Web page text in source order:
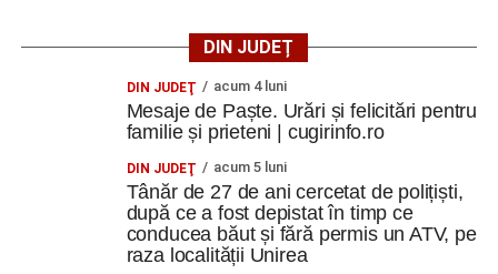
DIN JUDEȚ
DIN JUDEŢ acum 4 luni
Mesaje de Paște. Urări și felicitări pentru
familie și prieteni | cugirinfo.ro
DIN JUDEŢ acum 5 luni
Tânăr de 27 de ani cercetat de polițiști,
după ce a fost depistat în timp ce
conducea băut și fără permis un ATV, pe
raza localității Unirea